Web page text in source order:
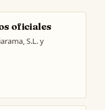
oficiales
S.L. y